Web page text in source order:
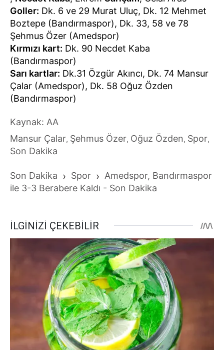
Goller: Dk. 6 ve 29 Murat Uluç, Dk. 12 Mehmet
Boztepe (Bandırmaspor), Dk. 33, 58 ve 78
Şehmus Özer (Amedspor)
Kırmızı kart: Dk. 90 Necdet Kaba
(Bandırmaspor)
Sarı kartlar: Dk.31 Özgür Akıncı, Dk. 74 Mansur
Çalar (Amedspor), Dk. 58 Oğuz Özden
(Bandırmaspor)
Kaynak: AA
Mansur Çalar, Şehmus Özer, Oğuz Özden, Spor,
Son Dakika
Son Dakika › Spor › Amedspor, Bandırmaspor
ile 3-3 Berabere Kaldı - Son Dakika